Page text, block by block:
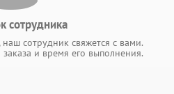
сотрудника
наш сотрудник свяжется с вами.
заказа и время его выполнения.